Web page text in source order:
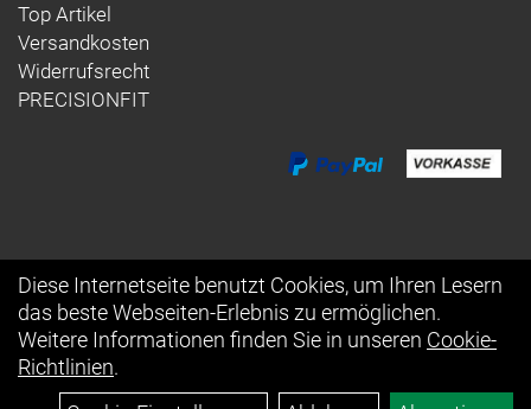
Top Artikel
Versandkosten
Widerrufsrecht
PRECISIONFIT
Diese Internetseite benutzt Cookies, um Ihren Lesern
das beste Webseiten-Erlebnis zu ermöglichen.
Weitere Informationen finden Sie in unseren Cookie-
Richtlinien.
Auftrag widerrufen